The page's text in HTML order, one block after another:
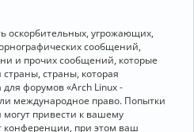
оскорбительных, угрожающих,
сообщений,
и прочих сообщений, которые
страны, которая
для форумов «Arch Linux -
международное право. Попытки
привести к вашему
при этом ваш